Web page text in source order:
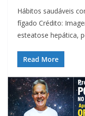
Hábitos saudáveis
fígado Crédito:
esteatose hepática,
Read More